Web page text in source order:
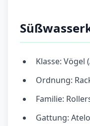
Klasse: Vögel
Ordnung:
Familie:
Gattung: